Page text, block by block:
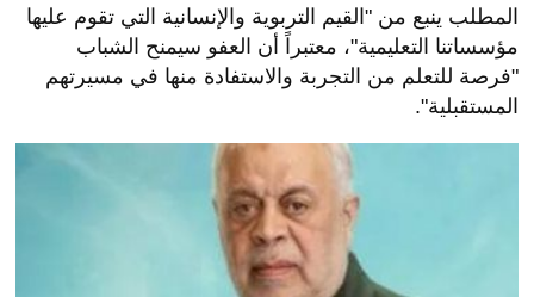
المطلب ينبع من "القيم التربوية والإنسانية التي تقوم عليها
مؤسساتنا التعليمية"، معتبراً أن العفو سيمنح الشباب
"فرصة للتعلم من التجربة والاستفادة منها في مسيرتهم
المستقبلية".